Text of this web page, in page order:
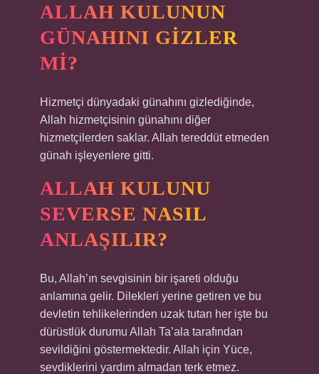
ALLAH KULUNUN
GÜNAHINI GIZLER
MI?
Hizmetçi dünyadaki günahını gizlediğinde,
Allah hizmetçisinin günahını diğer
hizmetçilerden saklar. Allah tereddüt etmeden
günah işleyenlere gitti.
ALLAH KULUNU
SEVERSE NASIL
ANLAŞILIR?
Bu, Allah’ın sevgisinin bir işareti olduğu
anlamına gelir. Dilekleri yerine getiren ve bu
devletin tehlikelerinden uzak tutan her işte bu
dürüstlük durumu Allah Ta’ala tarafından
sevildiğini göstermektedir. Allah için Yüce,
sevdiklerini yardım almadan terk etmez.